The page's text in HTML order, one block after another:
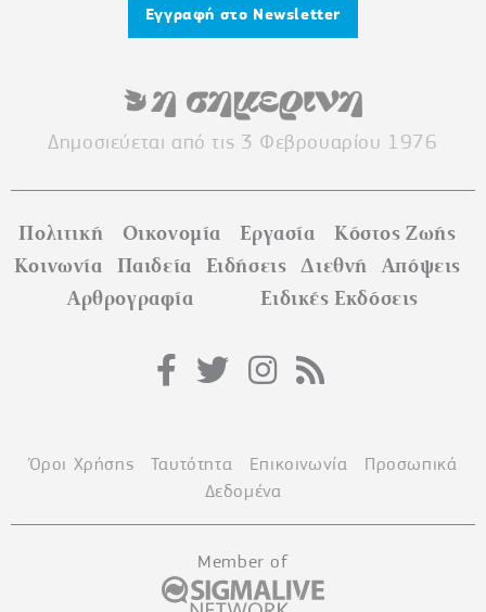
Εγγραφή στο Newsletter
Δημοσιεύεται από τις 3 Φεβρουαρίου 1976
Πολιτική Οικονομία Εργασία
Κόστος Ζωής
Κοινωνία
Παιδεία Ειδήσεις Διεθνή
Απόψεις
Αρθρογραφία
Ειδικές Εκδόσεις
Όροι Χρήσης Ταυτότητα Επικοινωνία
Προσωπικά
Δεδομένα
Member of